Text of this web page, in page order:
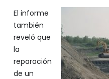
El informe
también
reveló que
la
reparación
de un